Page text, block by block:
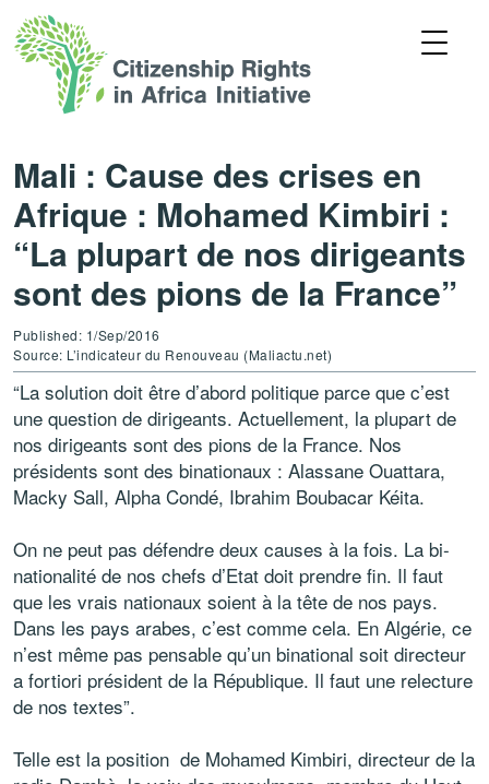
Mali : Cause des crises en
Afrique : Mohamed Kimbiri :
“La plupart de nos dirigeants
sont des pions de la France”
Published: 1/Sep/2016
Source: L’indicateur du Renouveau (Maliactu.net)
“La solution doit être d’abord politique parce que c’est
une question de dirigeants. Actuellement, la plupart de
nos dirigeants sont des pions de la France. Nos
présidents sont des binationaux : Alassane Ouattara,
Macky Sall, Alpha Condé, Ibrahim Boubacar Kéita.
On ne peut pas défendre deux causes à la fois. La bi-
nationalité de nos chefs d’Etat doit prendre fin. Il faut
que les vrais nationaux soient à la tête de nos pays.
Dans les pays arabes, c’est comme cela. En Algérie, ce
n’est même pas pensable qu’un binational soit directeur
a fortiori président de la République. Il faut une relecture
de nos textes”.
Telle est la position de Mohamed Kimbiri, directeur de la